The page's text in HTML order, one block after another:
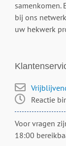
samenkomen.
bij ons
uw hekwerk
Reactie
Voor vragen
18:00